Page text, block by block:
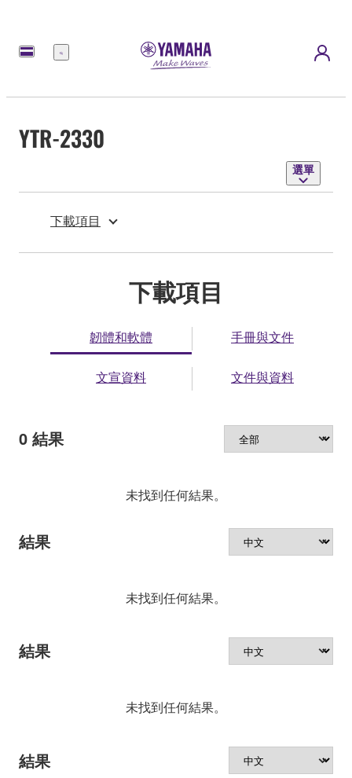
選
YTR-2330
選單
下載項目
下載項目
韌體和軟體 手冊與文件
文宣資料 文件與資料
0 結果
未找到任何結果。
結果
未找到任何結果。
結果
未找到任何結果。
結果